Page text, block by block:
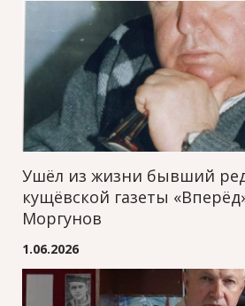
Ушёл из жизни бывший
кущёвской газеты
Моргунов
1.06.2026